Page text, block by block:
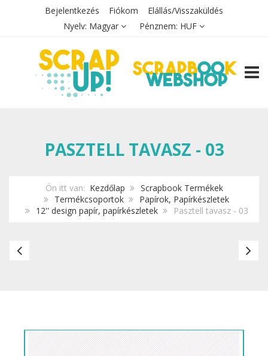
Bejelentkezés Fiókom
Elállás/Visszaküldés
Nyelv: Magyar Pénznem: HUF
PASZTELL TAVASZ - 03
Ön itt van: Kezdőlap
Scrapbook Termékek
Termékcsoportok
Papírok, Papírkészletek
12'' design papír, papírkészletek
Pasztell tavasz - 03
Pasztell